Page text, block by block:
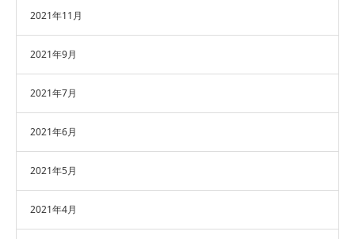
2021年11月
2021年9月
2021年7月
2021年6月
2021年5月
2021年4月